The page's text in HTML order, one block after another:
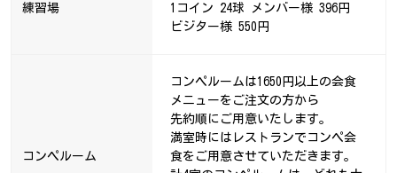
練習場
1コイン 24球 メンバー様 396円
ビジター様 550円
コンペルーム
コンペルームは1650円以上の会食
メニューをご注文の方から
先約順にご用意いたします。
満室時にはレストランでコンペ会
食をご用意させていただきます。